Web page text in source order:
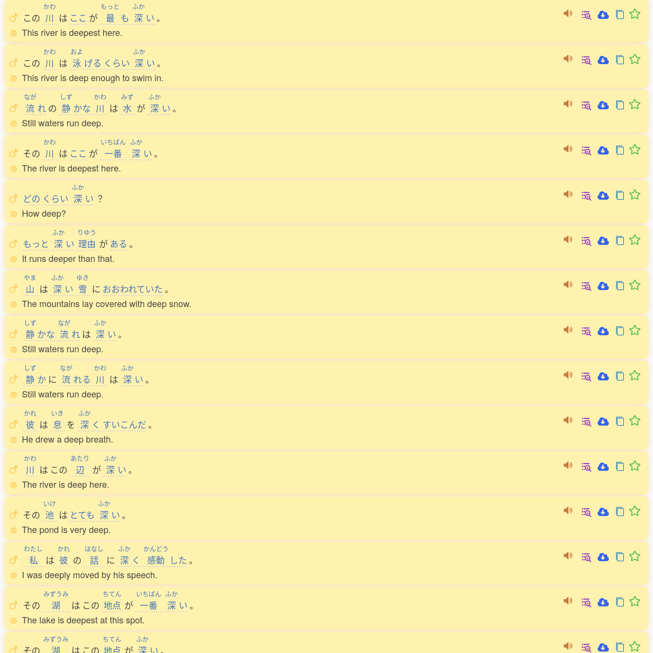
この
かわ
川 は ここ が
もっと
最 も
ふか
深 い。
This river is deepest here.
この
かわ
川 は
およ
泳 げる くらい
ふか
深 い。
This river is deep enough to swim in.
なが
流 れの
しず
静 かな
かわ
川 は
みず
水 が
ふか
深 い。
Still waters run deep.
その
かわ
川 は ここ が
いちばん
一番
ふか
深 い。
The river is deepest here.
どの くらい
ふか
深 い ？
How deep?
もっと
ふか
深 い
りゆう
理由 が ある 。
It runs deeper than that.
やま
山 は
ふか
深 い
ゆき
雪 に おおわれていた。
The mountains lay covered with deep snow.
しず
静 かな
なが
流 れ は
ふか
深 い。
Still waters run deep.
しず
静 か に
なが
流 れる
かわ
川 は
ふか
深 い。
Still waters run deep.
かれ
彼 は
いき
息 を
ふか
深 く すいこんだ。
He drew a deep breath.
かわ
川 は この
あたり
辺 が
ふか
深 い。
The river is deep here.
その
いけ
池 は とても
ふか
深 い。
The pond is very deep.
わたし
私 は
かれ
彼 の
はなし
話 に
ふか
深 く
かんどう
感動 した。
I was deeply moved by his speech.
その
みずうみ
湖 は この
ちてん
地点 が
いちばん
一番
ふか
深 い。
The lake is deepest at this spot.
その
みずうみ
湖 は この
ちてん
地点 が
ふか
深 い 。